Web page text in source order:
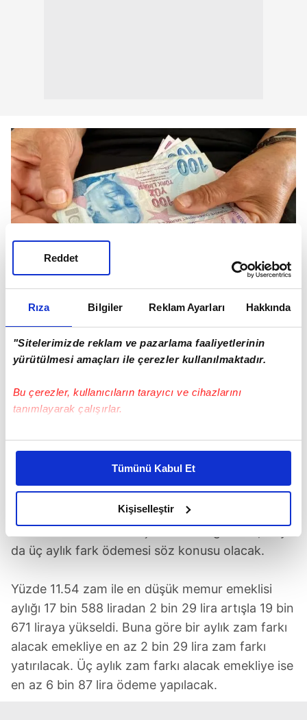
Rıza Bilgiler Reklam Ayarları Hakkında
"Sitelerimizde reklam ve pazarlama faaliyetlerinin
yürütülmesi amaçları ile çerezler kullanılmaktadır.
Bu çerezler, kullanıcıların tarayıcı ve cihazlarını
tanımlayarak çalışırlar.
Bu çerezlere izin vermeniz halinde sizlere özel
daha iyi reklam deneyimi yaşatabiliriz. Bunu yaparken
amacımızın size daha iyi bir reklam deneyimi sunmak
olduğunu ve sizlere en iyi içerikleri sunabilmek adına
elimizden gelen çabayı gösterdiğimizi ve bu noktada,
reklamların maliyetlerimizi karşılamak noktasında tek gelir
kalemimiz olduğunu sizlere hatırlatmak isteriz.
Her halükârda, kullanıcılar, bu çerezlere izin vermedikleri
takdirde, kullanıcılara hedefli reklamlar
gösterilmeyecektir."
Sizlere daha iyi bir hizmet sunabilmek için İnternet
Sitemizde kendimize ve üçüncü kişilere ait çerezler
kullanılmaktadır. Bu çerezler vasıtasıyla çeşitli kişisel
Tümünü Kabul Et
Kişiselleştir
Reddet
Emekliye 1.969 TL fark! Yeni taban aylıklar ne zaman
Bir fark ödemesi de memur emeklilerine
yapılacak. Yaklaşık 2.5 milyon memur emeklisi,
dul ve yetimine yüzde 11.54 zam ile oluşan fark
verilecek. Maaşını aylık alanlara bir aylık, üç aylık
da üç aylık fark ödemesi söz konusu olacak.
Yüzde 11.54 zam ile en düşük memur emeklisi
aylığı 17 bin 588 liradan 2 bin 29 lira artışla 19 bin
671 liraya yükseldi. Buna göre bir aylık zam farkı
alacak emekliye en az 2 bin 29 lira zam farkı
yatırılacak. Üç aylık zam farkı alacak emekliye ise
en az 6 bin 87 lira ödeme yapılacak.